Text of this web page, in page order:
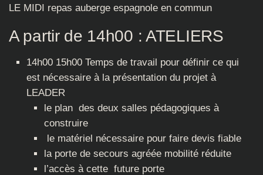
LE MIDI repas auberge espagnole en commun
A partir de 14h00 : ATELIERS
14h00 15h00 Temps de travail pour définir ce qui
est nécessaire à la présentation du projet à
LEADER
le plan des deux salles pédagogiques à
construire
le matériel nécessaire pour faire devis fiable
la porte de secours agréée mobilité réduite
l’accès à cette future porte